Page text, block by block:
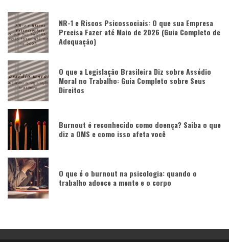
NR-1 e Riscos Psicossociais: O que sua Empresa
Precisa Fazer até Maio de 2026 (Guia Completo de
Adequação)
O que a Legislação Brasileira Diz sobre Assédio
Moral no Trabalho: Guia Completo sobre Seus
Direitos
Burnout é reconhecido como doença? Saiba o que
diz a OMS e como isso afeta você
O que é o burnout na psicologia: quando o
trabalho adoece a mente e o corpo